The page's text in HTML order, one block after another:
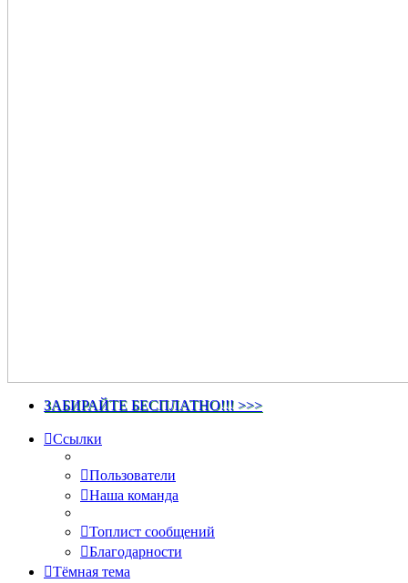
ЗАБИРАЙТЕ БЕСПЛАТНО!!! >>>
Ссылки
Пользователи
Наша команда
Топлист сообщений
Благодарности
Тёмная тема